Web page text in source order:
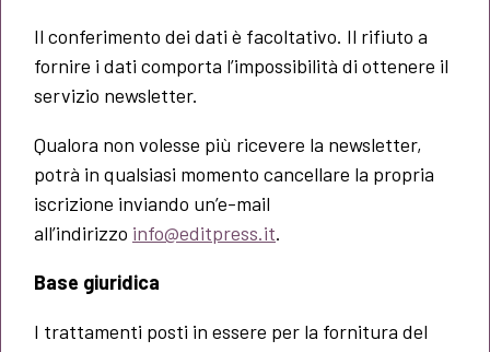
Il conferimento dei dati è facoltativo. Il rifiuto a
fornire i dati comporta l’impossibilità di ottenere il
servizio newsletter.
Qualora non volesse più ricevere la newsletter,
potrà in qualsiasi momento cancellare la propria
iscrizione inviando un’e-mail
all’indirizzo info@editpress.it.
Base giuridica
I trattamenti posti in essere per la fornitura del